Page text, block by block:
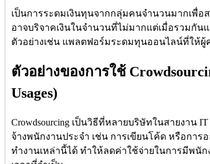
เป็นการระดมเงินทุนจากกลุ่มคนจำนวนมากเพื่
อาจบริจาคเงินในจำนวนที่ไม่มากแต่เมื่อรวมกัน
ตัวอย่างเช่น แพลตฟอร์มระดมทุนออนไลน์ที่ให้
ตัวอย่างของการใช้
Usages)
Crowdsourcing เป็นวิธีที่หลายบริษัทในสายงาน
จ้างพนักงานประจำ เช่น การเขียนโค้ด หรือกา
ทำงานเหล่านี้ได้ ทำให้ลดค่าใช้จ่ายในการมีพนั